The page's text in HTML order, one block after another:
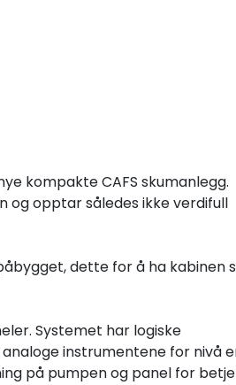
kompakte CAFS skumanlegg.
opptar således ikke verdifull
dette for å ha kabinen
Systemet har logiske
instrumentene for nivå
på pumpen og panel for